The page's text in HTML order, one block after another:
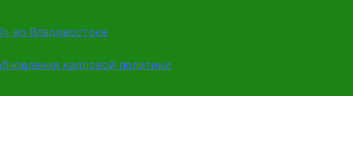
во Владивостоке
кадровой политики